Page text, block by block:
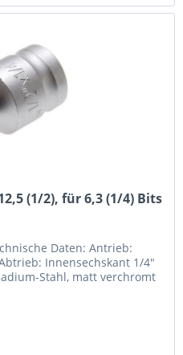
(1/2), für 6,3 (1/4) Bits
Daten: Antrieb:
Innensechskant 1/4"
Stahl, matt verchromt